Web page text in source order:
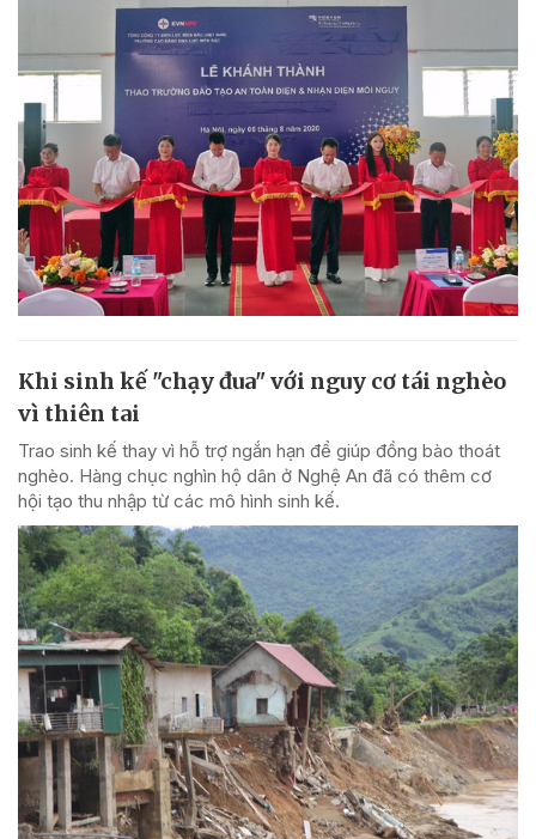
Khi sinh kế "chạy đua" với nguy cơ tái nghèo
vì thiên tai
Trao sinh kế thay vì hỗ trợ ngắn hạn để giúp đồng bào thoát
nghèo. Hàng chục nghìn hộ dân ở Nghệ An đã có thêm cơ
hội tạo thu nhập từ các mô hình sinh kế.